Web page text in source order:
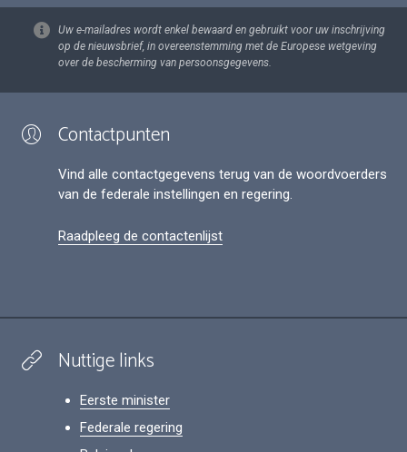
Uw e-mailadres wordt enkel bewaard en gebruikt voor uw inschrijving
op de nieuwsbrief, in overeenstemming met de Europese wetgeving
over de bescherming van persoonsgegevens.
Contactpunten
Vind alle contactgegevens terug van de woordvoerders
van de federale instellingen en regering.
Raadpleeg de contactenlijst
Nuttige links
Eerste minister
Federale regering